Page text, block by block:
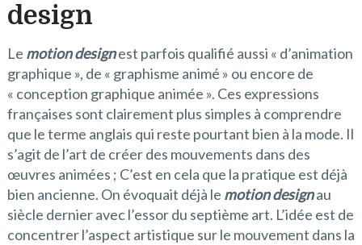
design
Le motion designest parfois qualifié aussi « d’animation
graphique », de « graphisme animé » ou encore de
« conception graphique animée ». Ces expressions
françaises sont clairement plus simples à comprendre
que le terme anglais qui reste pourtant bien à la mode. Il
s’agit de l’art de créer des mouvements dans des
œuvres animées ; C’est en cela que la pratique est déjà
bien ancienne. On évoquait déjà le motion designau
siècle dernier avec l’essor du septième art. L’idée est de
concentrer l’aspect artistique sur le mouvement dans la